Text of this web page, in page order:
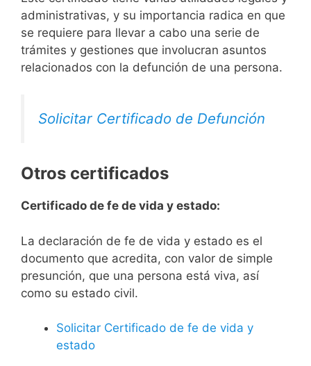
administrativas, y su importancia radica en que
se requiere para llevar a cabo una serie de
trámites y gestiones que involucran asuntos
relacionados con la defunción de una persona.
Solicitar Certificado de Defunción
Otros certificados
Certificado de fe de vida y estado:
La declaración de fe de vida y estado es el
documento que acredita, con valor de simple
presunción, que una persona está viva, así
como su estado civil.
Solicitar Certificado de fe de vida y
estado